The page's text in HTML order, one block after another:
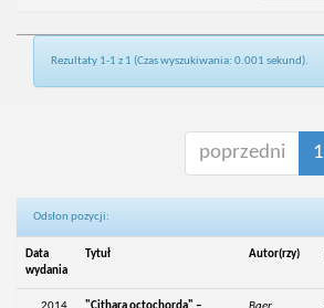
Rezultaty 1-1 z 1 (Czas wyszukiwania: 0.001 sekund).
poprzedni 1
Odsłon pozycji:
Data
wydania
Tytuł Autor(rzy)